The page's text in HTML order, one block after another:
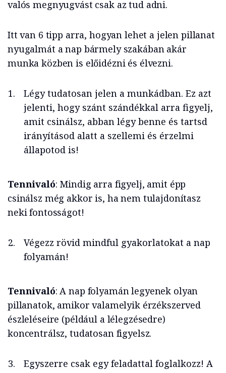
valós megnyugvást csak az tud adni.
Itt van 6 tipp arra, hogyan lehet a jelen pillanat
nyugalmát a nap bármely szakában akár
munka közben is előidézni és élvezni.
Légy tudatosan jelen a munkádban. Ez azt
jelenti, hogy szánt szándékkal arra figyelj,
amit csinálsz, abban légy benne és tartsd
irányításod alatt a szellemi és érzelmi
állapotod is!
Tennivaló: Mindig arra figyelj, amit épp
csinálsz még akkor is, ha nem tulajdonítasz
neki fontosságot!
Végezz rövid mindful gyakorlatokat a nap
folyamán!
Tennivaló: A nap folyamán legyenek olyan
pillanatok, amikor valamelyik érzékszerved
észleléseire (például a lélegzésedre)
koncentrálsz, tudatosan figyelsz.
Egyszerre csak egy feladattal foglalkozz! A